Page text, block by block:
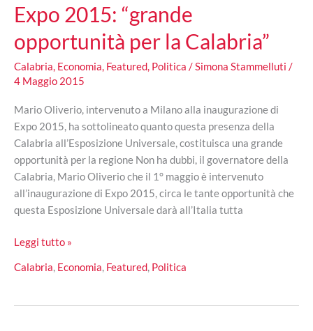
Expo 2015: “grande
opportunità per la Calabria”
Calabria, Economia, Featured, Politica /Simona Stammelluti /
4 Maggio 2015
Mario Oliverio, intervenuto a Milano alla inaugurazione di
Expo 2015, ha sottolineato quanto questa presenza della
Calabria all’Esposizione Universale, costituisca una grande
opportunità per la regione Non ha dubbi, il governatore della
Calabria, Mario Oliverio che il 1° maggio è intervenuto
all’inaugurazione di Expo 2015, circa le tante opportunità che
questa Esposizione Universale darà all’Italia tutta
Oliverio
Expo
“grande
Leggi tutto »
Calabria, Economia, Featured, Politica